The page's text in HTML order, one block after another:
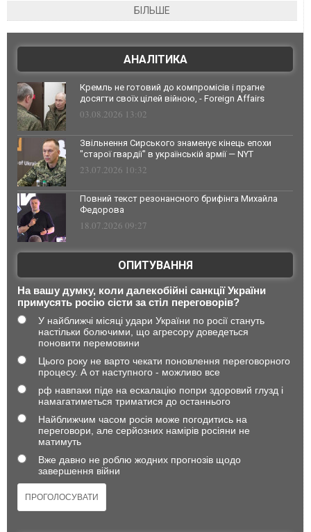
БІЛЬШЕ
АНАЛІТИКА
Кремль не готовий до компромісів і прагне
досягти своїх цілей війною, - Foreign Affairs
03.08.2026 13:02
Звільнення Сирського знаменує кінець епохи
"старої гвардії" в українській армії — NYT
23.07.2026 10:32
Повний текст резонансного брифінга Михайла
Федорова
18.07.2026 09:27
ОПИТУВАННЯ
На вашу думку, коли далекобійні санкції України
примусять росію сісти за стіл переговорів?
У найближчі місяці удари України по росії стануть
настільки болючими, що агресору доведеться
поновити перемовини
Цього року не варто чекати поновлення переговорного
процесу. А от наступного - можливо все
рф навпаки піде на ескалацію попри здоровий глузд і
намагатиметься триматися до останнього
Найближчим часом росія може погодитись на
переговори, але серйозних намірів росіяни не
матимуть
Вже давно не роблю жодних прогнозів щодо
завершення війни